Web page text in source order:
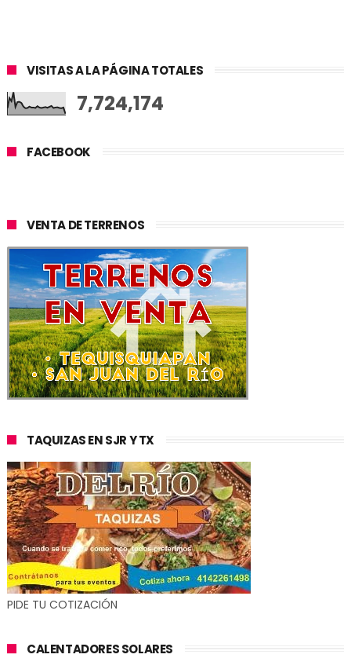
VISITAS A LA PÁGINA TOTALES
7,724,174
FACEBOOK
VENTA DE TERRENOS
TAQUIZAS EN SJR Y TX
PIDE TU COTIZACIÓN
CALENTADORES SOLARES